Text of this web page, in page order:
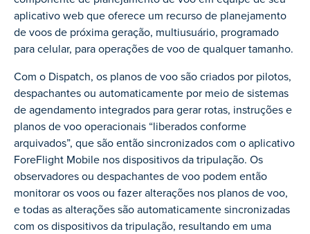
aplicativo web que oferece um recurso de planejamento
de voos de próxima geração, multiusuário, programado
para celular, para operações de voo de qualquer tamanho.
Com o Dispatch, os planos de voo são criados por pilotos,
despachantes ou automaticamente por meio de sistemas
de agendamento integrados para gerar rotas, instruções e
planos de voo operacionais “liberados conforme
arquivados”, que são então sincronizados com o aplicativo
ForeFlight Mobile nos dispositivos da tripulação. Os
observadores ou despachantes de voo podem então
monitorar os voos ou fazer alterações nos planos de voo,
e todas as alterações são automaticamente sincronizadas
com os dispositivos da tripulação, resultando em uma